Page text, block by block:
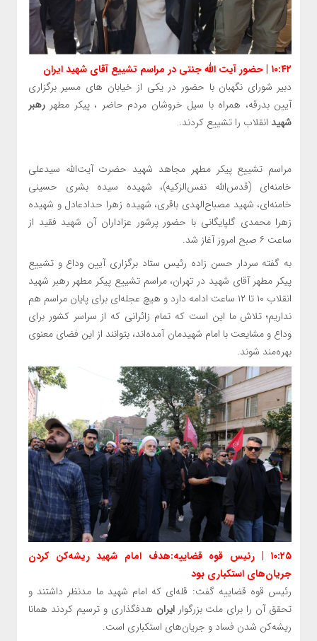
۱۰:۴۲ | حضور آیت الله جنتی در مراسم تشییع آقای شهید ایران
دبیر شورای نگهبان با حضور در یکی از خیابان های مسیر برگزاری
آیین بدرقه، همراه با سیل خروشان مردم حاضر ، پیکر مطهر رهبر
شهیدانقلاب را تشییع کردند.
مراسم تشییع پیکر مطهر مجاهد شهید حضرت آیت‌الله سیدعلی
خامنه‌ای (قدس‌الله نفس‌الزکیه)، شهیده سیده بشری حسینی
خامنه‌ای، شهید مصباح‌الهدی باقری، شهیده زهرا حدادعادل و شهیده
زهرا محمدی گلپایگانی با حضور پرشور عزاداران آن شهید فقید از
ساعت ۶ صبح امروز آغاز شد.
به گفته سردار حسن زاده رئیس ستاد برگزاری آیین وداع و تشییع
پیکر مطهر آقای شهید در تهران، مراسم تشییع پیکر مطهر رهبر شهید
انقلاب ۱۰ تا ۱۲ ساعت ادامه دارد و هیچ عجله‌ای برای پایان مراسم هم
نداریم؛ تلاش ما این است که تمام زائرانی که از سراسر کشور برای
وداع و مشایعت با امام شهیدمان آمده‌اند، بتوانند از این فضای معنوی
بهره‌مند شوند.
۱۰:۲۵ | رئیس قوه قضاییه:هدف امام شهید ریشه‌کن کردن
جریان‌های استکباری بود
رئیس قوه قضاییه گفت: قله‌ای که امام شهید ما مدنظر داشتند و
تحقق آن را برای ملت بزرگوارایران هدفگذاری و ترسیم کردند همانا
ریشه‌کن شدن فساد و جریان‌های استکباری است.